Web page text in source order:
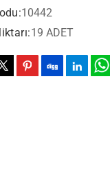
10442
19 ADET